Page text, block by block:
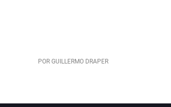
POR GUILLERMO DRAPER